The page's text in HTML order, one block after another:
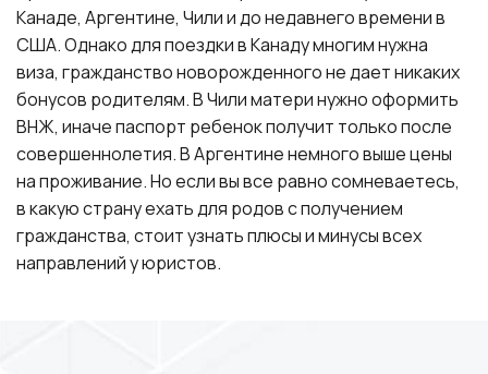
Канаде, Аргентине, Чили и до недавнего времени в
США. Однако для поездки в Канаду многим нужна
виза, гражданство новорожденного не дает никаких
бонусов родителям. В Чили матери нужно оформить
ВНЖ, иначе паспорт ребенок получит только после
совершеннолетия. В Аргентине немного выше цены
на проживание. Но если вы все равно сомневаетесь,
в какую страну ехать для родов с получением
гражданства, стоит узнать плюсы и минусы всех
направлений у юристов.